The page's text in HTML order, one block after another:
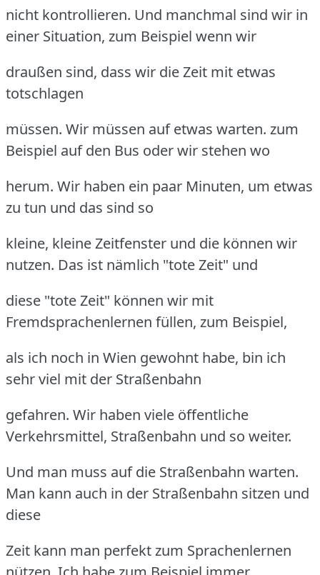
nicht kontrollieren. Und manchmal sind wir in
einer Situation, zum Beispiel wenn wir
draußen sind, dass wir die Zeit mit etwas
totschlagen
müssen. Wir müssen auf etwas warten. zum
Beispiel auf den Bus oder wir stehen wo
herum. Wir haben ein paar Minuten, um etwas
zu tun und das sind so
kleine, kleine Zeitfenster und die können wir
nutzen. Das ist nämlich "tote Zeit" und
diese "tote Zeit" können wir mit
Fremdsprachenlernen füllen, zum Beispiel,
als ich noch in Wien gewohnt habe, bin ich
sehr viel mit der Straßenbahn
gefahren. Wir haben viele öffentliche
Verkehrsmittel, Straßenbahn und so weiter.
Und man muss auf die Straßenbahn warten.
Man kann auch in der Straßenbahn sitzen und
diese
Zeit kann man perfekt zum Sprachenlernen